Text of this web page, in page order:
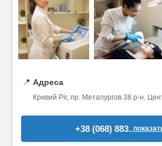
📍 Адреса
Кривий Ріг, пр. Металургов 38 р-н.
+38 (068) 883..